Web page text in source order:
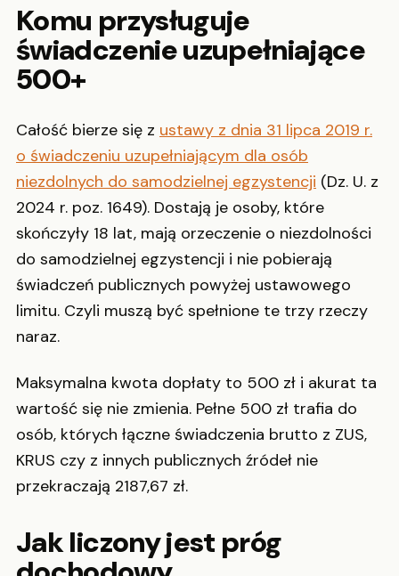
Komu przysługuje
świadczenie uzupełniające
500+
Całość bierze się z ustawy z dnia 31 lipca 2019 r.
o świadczeniu uzupełniającym dla osób
niezdolnych do samodzielnej egzystencji (Dz. U. z
2024 r. poz. 1649). Dostają je osoby, które
skończyły 18 lat, mają orzeczenie o niezdolności
do samodzielnej egzystencji i nie pobierają
świadczeń publicznych powyżej ustawowego
limitu. Czyli muszą być spełnione te trzy rzeczy
naraz.
Maksymalna kwota dopłaty to 500 zł i akurat ta
wartość się nie zmienia. Pełne 500 zł trafia do
osób, których łączne świadczenia brutto z ZUS,
KRUS czy z innych publicznych źródeł nie
przekraczają 2187,67 zł.
Jak liczony jest próg